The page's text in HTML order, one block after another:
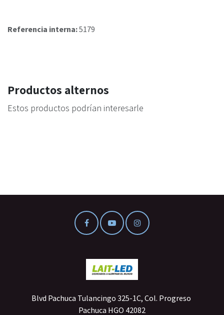
Referencia interna:5179
Productos alternos
Estos productos podrían interesarle
Blvd Pachuca Tulancingo 325-1C, Col. Progreso
Pachuca HGO 42082